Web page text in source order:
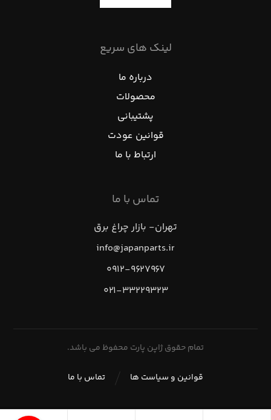
لینک های سریع
درباره ما
محصولات
پشتیبانی
قوانین عودت
ارتباط با ما
تماس با ما
تهران- بازار چراغ برق
info@japanparts.ir
۰۹۱۲-۹۶۲۷۹۶۷
۰۲۱-۳۳۲۲۹۳۲۳
تمام حقوق ژاپن پارت محفوظ می باشد.
تماس با ما قوانین و سیاست ها